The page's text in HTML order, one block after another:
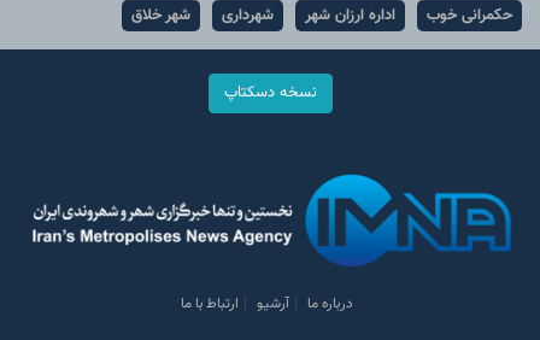
حکمرانی خوب
اداره ارزان شهر شهرداری شهر خلاق
نسخه دسکتاپ
درباره ما آرشیو ارتباط با ما